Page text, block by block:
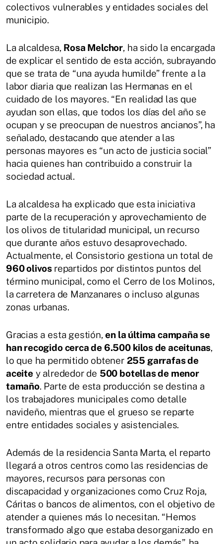
colectivos vulnerables y entidades sociales del
municipio.
La alcaldesa, Rosa Melchor, ha sido la encargada
de explicar el sentido de esta acción, subrayando
que se trata de “una ayuda humilde” frente a la
labor diaria que realizan las Hermanas en el
cuidado de los mayores. “En realidad las que
ayudan son ellas, que todos los días del año se
ocupan y se preocupan de nuestros ancianos”, ha
señalado, destacando que atender a las
personas mayores es “un acto de justicia social”
hacia quienes han contribuido a construir la
sociedad actual.
La alcaldesa ha explicado que esta iniciativa
parte de la recuperación y aprovechamiento de
los olivos de titularidad municipal, un recurso
que durante años estuvo desaprovechado.
Actualmente, el Consistorio gestiona un total de
960 olivos repartidos por distintos puntos del
término municipal, como el Cerro de los Molinos,
la carretera de Manzanares o incluso algunas
zonas urbanas.
Gracias a esta gestión,en la última campaña se
han recogido cerca de 6.500 kilos de aceitunas,
lo que ha permitido obtener 255 garrafas de
aceitey alrededor de 500 botellas de menor
tamaño. Parte de esta producción se destina a
los trabajadores municipales como detalle
navideño, mientras que el grueso se reparte
entre entidades sociales y asistenciales.
Además de la residencia Santa Marta, el reparto
llegará a otros centros como las residencias de
mayores, recursos para personas con
discapacidad y organizaciones como Cruz Roja,
Cáritas o bancos de alimentos, con el objetivo de
atender a quienes más lo necesitan. “Hemos
transformado algo que estaba desorganizado en